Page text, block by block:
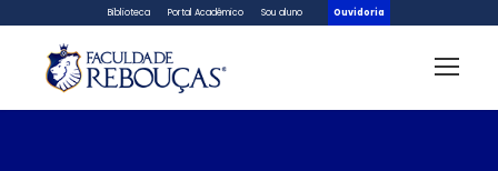
Biblioteca Portal Acadêmico Sou aluno Ouvidoria